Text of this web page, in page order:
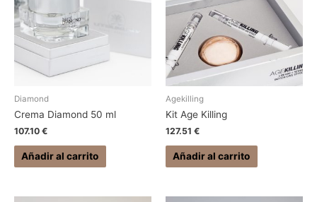
Diamond
Crema Diamond 50 ml
107.10 €
Añadir al carrito
Agekilling
Kit Age Killing
127.51 €
Añadir al carrito